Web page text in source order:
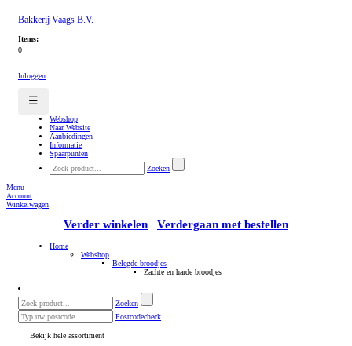
Bakkerij Vaags B.V.
Items:
0
Inloggen
☰
Webshop
Naar Website
Aanbiedingen
Informatie
Spaarpunten
Zoeken
Menu
Account
Winkelwagen
Verder winkelen Verdergaan met bestellen
Home
Webshop
Belegde broodjes
Zachte en harde broodjes
Zoeken
Postcodecheck
Bekijk hele assortiment